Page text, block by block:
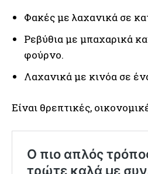
Φακές με λαχανικά σε
Ρεβύθια με μπαχαρικά
φούρνο.
Λαχανικά με κινόα σε
Είναι θρεπτικές,